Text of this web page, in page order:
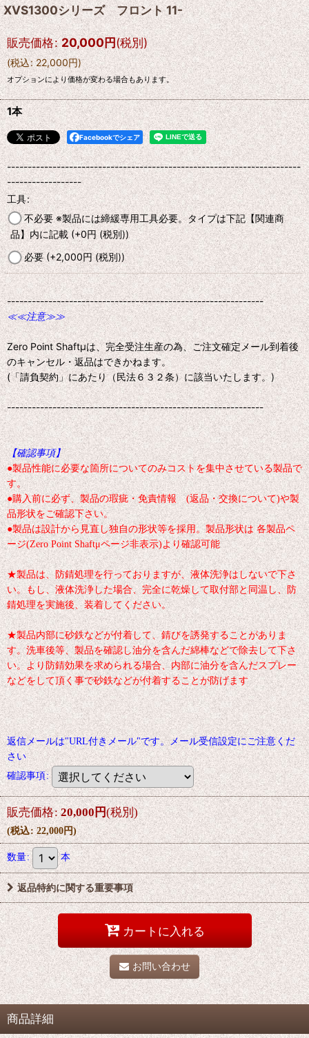
XVS1300シリーズ フロント 11-
販売価格: 20,000円(税別)
(税込: 22,000円)
オプションにより価格が変わる場合もあります。
1本
Facebookでシェア
-----------------------------------------------------------------------
------------------
工具:
不必要 ※製品には締緩専用工具必要。タイプは下記【関連商
品】内に記載(+0円 (税別))
必要(+2,000円 (税別))
--------------------------------------------------------------
≪≪注意≫≫
Zero Point Shaftμは、完全受注生産の為、ご注文確定メール到着後
のキャンセル・返品はできかねます。
(「請負契約」にあたり（民法６３２条）に該当いたします。)
--------------------------------------------------------------
【確認事項】
●製品性能に必要な箇所についてのみコストを集中させている製品で
す。
●購入前に必ず、製品の瑕疵・免責情報 (返品・交換について)や製
品形状をご確認下さい。
●製品は設計から見直し独自の形状等を採用。製品形状は 各製品ペ
ージ(Zero Point Shaftμページ非表示)より確認可能
★製品は、防錆処理を行っておりますが、液体洗浄はしないで下さ
い。もし、液体洗浄した場合、完全に乾燥して取付部と同温し、防
錆処理を実施後、装着してください。
★製品内部に砂鉄などが付着して、錆びを誘発することがありま
す。洗車後等、製品を確認し油分を含んだ綿棒などで除去して下さ
い。より防錆効果を求められる場合、内部に油分を含んだスプレー
などをして頂く事で砂鉄などが付着することが防げます
返信メールは"URL付きメール"です。メール受信設定にご注意くだ
さい
確認事項:
販売価格: 20,000円(税別)
(税込: 22,000円)
数量: 本
返品特約に関する重要事項
カートに入れる
お問い合わせ
商品詳細